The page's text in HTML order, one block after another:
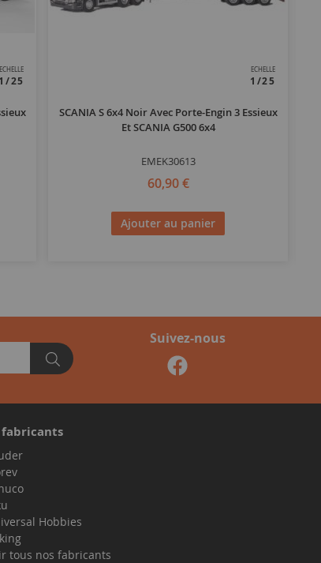
ECHELLE
1/25
ECHELLE
1/25
SCANIA S 6x4 Noir Avec Porte-Engin 3 Essieux
Et SCANIA G500 6x4
EMEK30613
60,90 €
Ajouter au panier
Suivez-nous
fabricants
Hobbies
tous nos fabricants